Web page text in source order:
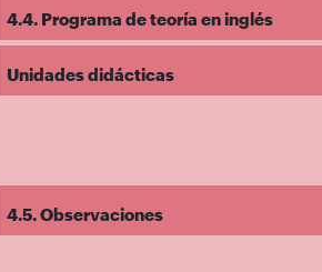
4.4. Programa de teoría en inglés
Unidades didácticas
4.5. Observaciones